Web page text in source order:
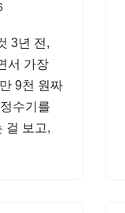
3년 전,
서 가장
9천 원짜
수기를
걸 보고,